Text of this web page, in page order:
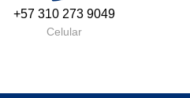
Lun a Vie 08:00 AM A 12:00 PM
y de 01:00 PM a 05:00 PM